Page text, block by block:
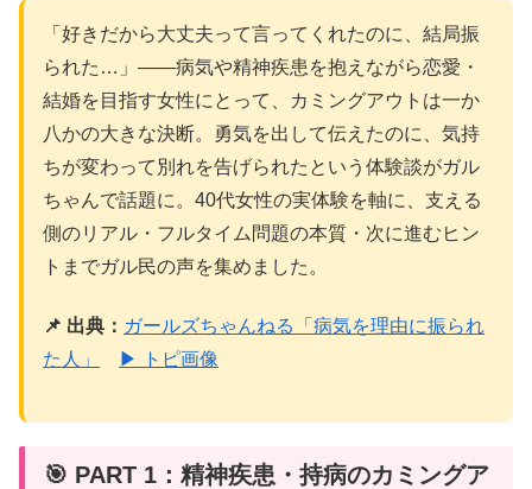
「好きだから大丈夫って言ってくれたのに、結局振
られた…」——病気や精神疾患を抱えながら恋愛・
結婚を目指す女性にとって、カミングアウトは一か
八かの大きな決断。勇気を出して伝えたのに、気持
ちが変わって別れを告げられたという体験談がガル
ちゃんで話題に。40代女性の実体験を軸に、支える
側のリアル・フルタイム問題の本質・次に進むヒン
トまでガル民の声を集めました。
📌 出典： ガールズちゃんねる「病気を理由に振られ
た人」
▶ トピ画像
🎯 PART 1：精神疾患・持病のカミングア